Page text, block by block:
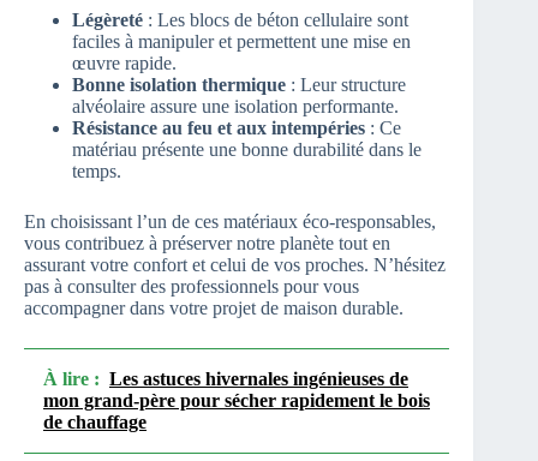
Légèreté : Les blocs de béton cellulaire sont
faciles à manipuler et permettent une mise en
œuvre rapide.
Bonne isolation thermique : Leur structure
alvéolaire assure une isolation performante.
Résistance au feu et aux intempéries : Ce
matériau présente une bonne durabilité dans le
temps.
En choisissant l’un de ces matériaux éco-responsables,
vous contribuez à préserver notre planète tout en
assurant votre confort et celui de vos proches. N’hésitez
pas à consulter des professionnels pour vous
accompagner dans votre projet de maison durable.
À lire : Les astuces hivernales ingénieuses de
mon grand-père pour sécher rapidement le bois
de chauffage